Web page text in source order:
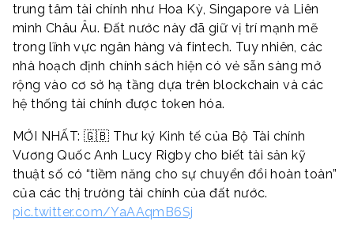
trung tâm tài chính như Hoa Kỳ, Singapore và Liên
minh Châu Âu. Đất nước này đã giữ vị trí mạnh mẽ
trong lĩnh vực ngân hàng và fintech. Tuy nhiên, các
nhà hoạch định chính sách hiện có vẻ sẵn sàng mở
rộng vào cơ sở hạ tầng dựa trên blockchain và các
hệ thống tài chính được token hóa.
MỚI NHẤT: 🇬🇧 Thư ký Kinh tế của Bộ Tài chính
Vương Quốc Anh Lucy Rigby cho biết tài sản kỹ
thuật số có “tiềm năng cho sự chuyển đổi hoàn toàn”
của các thị trường tài chính của đất nước.
pic.twitter.com/YaAAqmB6Sj